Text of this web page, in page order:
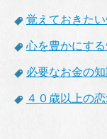
覚えておきた
心を豊かにす
必要なお金の
４０歳以上の